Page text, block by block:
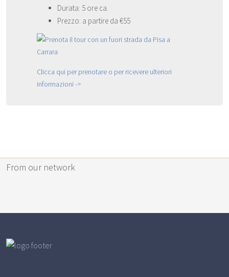
Durata: 5 ore ca.
Prezzo: a partire da €55
Clicca qui per prenotare o per ricevere ulteriori
informazioni ->
From our network